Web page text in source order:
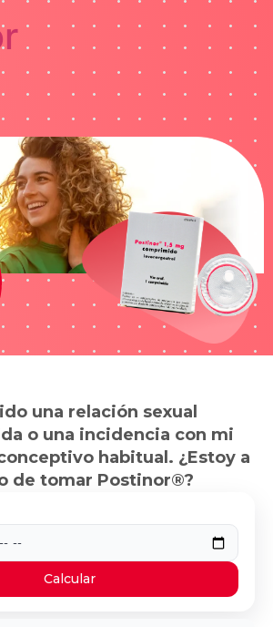
una relación sexual
o una incidencia con mi
habitual. ¿Estoy a
de tomar Postinor®?
Calcular